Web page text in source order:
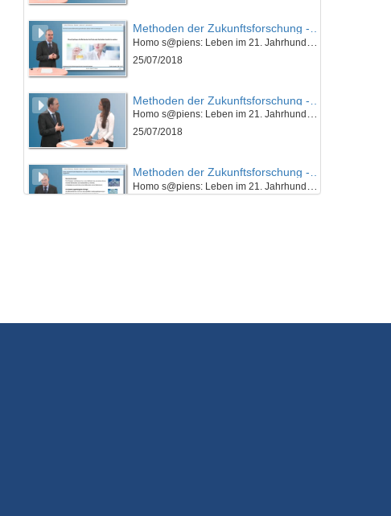
25/07/2018
Homo s@piens: Leben im 21. Jahrhundert - Was bleibt vom Menschen? Wie sieht Ray Kurzweil unsere Zukunft? (I)
25/07/2018